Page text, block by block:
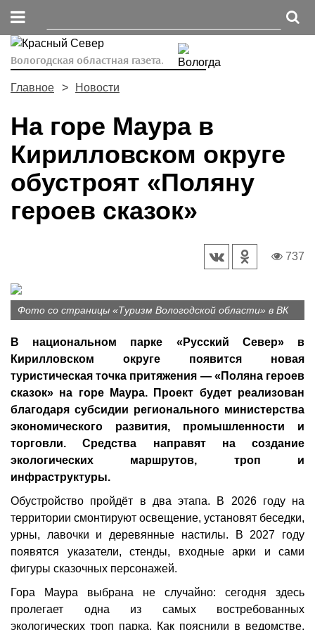
Вологодская областная газета.
Главное Новости
На горе Маура в
Кирилловском округе
обустроят «Поляну
героев сказок»
737
Фото со страницы «Туризм Вологодской области» в ВК
В национальном парке «Русский Север» в
Кирилловском округе появится новая
туристическая точка притяжения — «Поляна героев
сказок» на горе Маура. Проект будет реализован
благодаря субсидии регионального министерства
экономического развития, промышленности и
торговли. Средства направят на создание
экологических маршрутов, троп и
инфраструктуры.
Обустройство пройдёт в два этапа. В 2026 году на
территории смонтируют освещение, установят беседки,
урны, лавочки и деревянные настилы. В 2027 году
появятся указатели, стенды, входные арки и сами
фигуры сказочных персонажей.
Гора Маура выбрана не случайно: сегодня здесь
пролегает одна из самых востребованных
экологических троп парка. Как пояснили в ведомстве,